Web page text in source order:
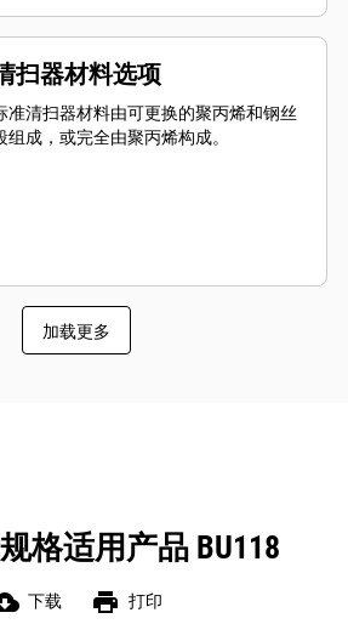
扫器材料选项
准清扫器材料由可更换的聚丙烯和钢丝
组成，或完全由聚丙烯构成。
加载更多
格适用产品 BU118
下载 print 打印